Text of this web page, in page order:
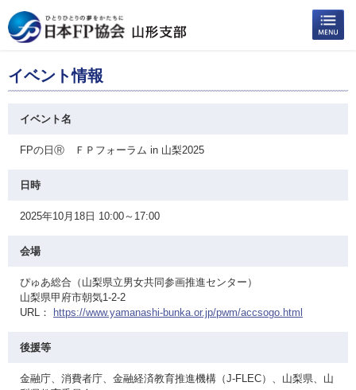
イベント情報
イベント名
FPの日Ⓡ ＦＰフォーラム in 山梨2025
日時
2025年10月18日 10:00～17:00
会場
ぴゅあ総合（山梨県立男女共同参画推進センター）
山梨県甲府市朝気1-2-2
URL：
https://www.yamanashi-bunka.or.jp/pwm/accsogo.html
後援等
金融庁、消費者庁、金融経済教育推進機構（J-FLEC）、山梨県、山